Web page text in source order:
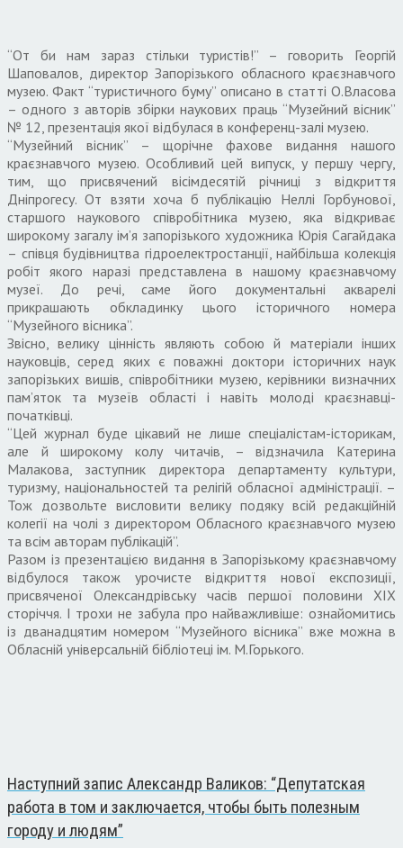
“От би нам зараз стільки туристів!” – говорить Георгій
Шаповалов, директор Запорізького обласного краєзнавчого
музею. Факт “туристичного буму” описано в статті О.Власова
– одного з авторів збірки наукових праць “Музейний вісник”
№ 12, презентація якої відбулася в конференц-залі музею.
“Музейний вісник” – щорічне фахове видання нашого
краєзнавчого музею. Особливий цей випуск, у першу чергу,
тим, що присвячений вісімдесятій річниці з відкриття
Дніпрогесу. От взяти хоча б публікацію Неллі Горбунової,
старшого наукового співробітника музею, яка відкриває
широкому загалу ім’я запорізького художника Юрія Сагайдака
– співця будівництва гідроелектростанції, найбільша колекція
робіт якого наразі представлена в нашому краєзнавчому
музеї. До речі, саме його документальні акварелі
прикрашають обкладинку цього історичного номера
“Музейного вісника”.
Звісно, велику цінність являють собою й матеріали інших
науковців, серед яких є поважні доктори історичних наук
запорізьких вишів, співробітники музею, керівники визначних
пам’яток та музеїв області і навіть молоді краєзнавці-
початківці.
“Цей журнал буде цікавий не лише спеціалістам-історикам,
але й широкому колу читачів, – відзначила Катерина
Малакова, заступник директора департаменту культури,
туризму, національностей та релігій обласної адміністрації. –
Тож дозвольте висловити велику подяку всій редакційній
колегії на чолі з директором Обласного краєзнавчого музею
та всім авторам публікацій”.
Разом із презентацією видання в Запорізькому краєзнавчому
відбулося також урочисте відкриття нової експозиції,
присвяченої Олександрівську часів першої половини ХІХ
сторіччя. І трохи не забула про найважливіше: ознайомитись
із дванадцятим номером “Музейного вісника” вже можна в
Обласній універсальній бібліотеці ім. М.Горького.
Наступний запис Александр Валиков: “Депутатская
работа в том и заключается, чтобы быть полезным
городу и людям”